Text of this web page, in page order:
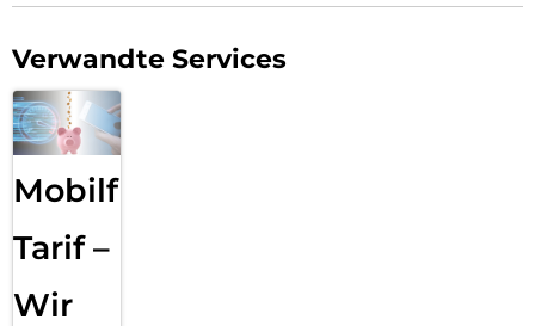
Verwandte Services
Mobilfunk
Tarif –
Wir